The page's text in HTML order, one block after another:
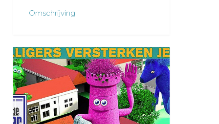
Omschrijving
Week
van
de
Vrijwilliger
0